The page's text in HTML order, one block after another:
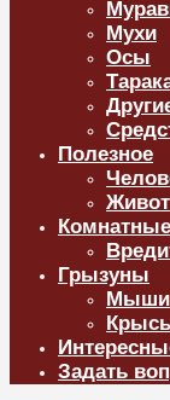
Мухи
Осы
Полезное
Грызуны
Мыши
Задать